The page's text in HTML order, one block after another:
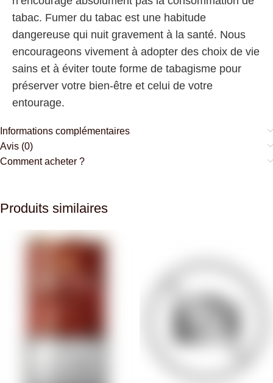
tabac. Fumer du tabac est une habitude
dangereuse qui nuit gravement à la santé. Nous
encourageons vivement à adopter des choix de vie
sains et à éviter toute forme de tabagisme pour
préserver votre bien-être et celui de votre
entourage.
Informations complémentaires
Avis (0)
Comment acheter ?
Produits similaires